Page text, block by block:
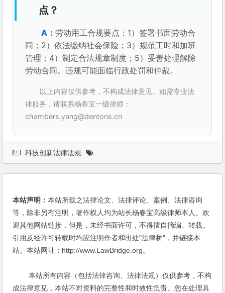
点？
劳动用工合规要点：1）签署书面劳动合
同；2）依法缴纳社会保险；3）规范工时和加班
管理；4）制定合法规章制度；5）妥善处理解除
劳动合同。违规可能面临行政处罚和仲裁。
以上内容仅供参考，不构成法律意见。如需专业法
律服务，请联系杨春宝一级律师：
chambers.yang@dentons.cn
科技创新法律法规
本站声明：本站所载之法律论文、法律评论、案例、法律咨询
等，除非另有注明，著作权人均为站长杨春宝高级律师本人。欢
迎其他网站链接，但是，未经书面许可，不得擅自摘编、转载。
引用及经许可转载时均应注明作者和出处"法律桥"，并链接本
站。本站网址：http://www.LawBridge.org。
本站所有内容（包括法律咨询、法律法规）仅供参考，不构
成法律意见，本站不对资料的完整性和时效性负责。您在处理具